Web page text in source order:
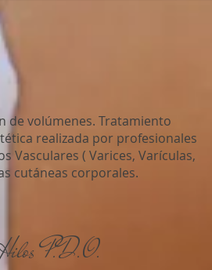
de volúmenes. Tratamiento
realizada por profesionales
Vasculares ( Varices, Varículas,
cutáneas corporales.
P.D.O.